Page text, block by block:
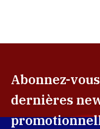
Abonnez-
dernières